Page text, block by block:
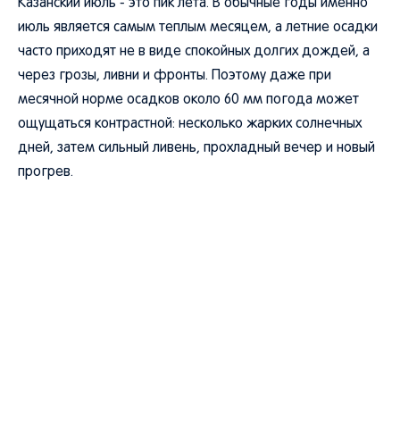
Казанский июль - это пик лета. В обычные годы именно
июль является самым теплым месяцем, а летние осадки
часто приходят не в виде спокойных долгих дождей, а
через грозы, ливни и фронты. Поэтому даже при
месячной норме осадков около 60 мм погода может
ощущаться контрастной: несколько жарких солнечных
дней, затем сильный ливень, прохладный вечер и новый
прогрев.